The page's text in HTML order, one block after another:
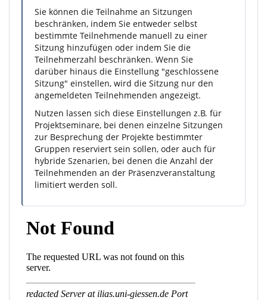
Sie können die Teilnahme an Sitzungen
beschränken, indem Sie entweder selbst
bestimmte Teilnehmende manuell zu einer
Sitzung hinzufügen oder indem Sie die
Teilnehmerzahl beschränken. Wenn Sie
darüber hinaus die Einstellung "geschlossene
Sitzung" einstellen, wird die Sitzung nur den
angemeldeten Teilnehmenden angezeigt.
Nutzen lassen sich diese Einstellungen z.B. für
Projektseminare, bei denen einzelne Sitzungen
zur Besprechung der Projekte bestimmter
Gruppen reserviert sein sollen, oder auch für
hybride Szenarien, bei denen die Anzahl der
Teilnehmenden an der Präsenzveranstaltung
limitiert werden soll.